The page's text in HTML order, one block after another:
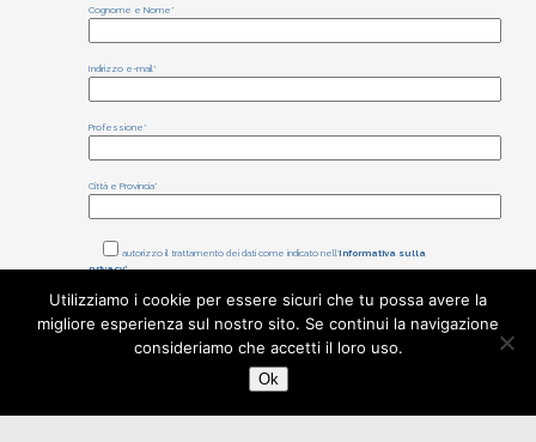
Cognome e Nome*
Indirizzo e-mail*
Professione*
Città e Provincia*
autorizzo il trattamento dei dati come indicato nell'Informativa sulla
privacy*
Associazione Adamas
ScienzaSede legale: Via I. Bonomi 71,
Utilizziamo i cookie per essere sicuri che tu possa avere la
migliore esperienza sul nostro sito. Se continui la navigazione
consideriamo che accetti il loro uso.
Ok